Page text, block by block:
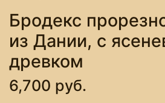
Бродекс
из Дании, с
древком
6,700 руб.